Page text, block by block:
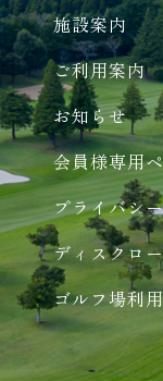
施設案内
ご利用案内
お知らせ
会員様専用
プライバシ
ディスクロ
ゴルフ場利